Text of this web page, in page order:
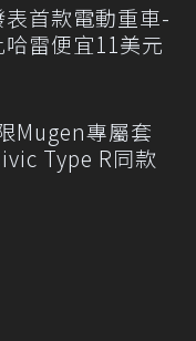
首款電動重車-
雷便宜11美元
Mugen專屬套
Type R同款